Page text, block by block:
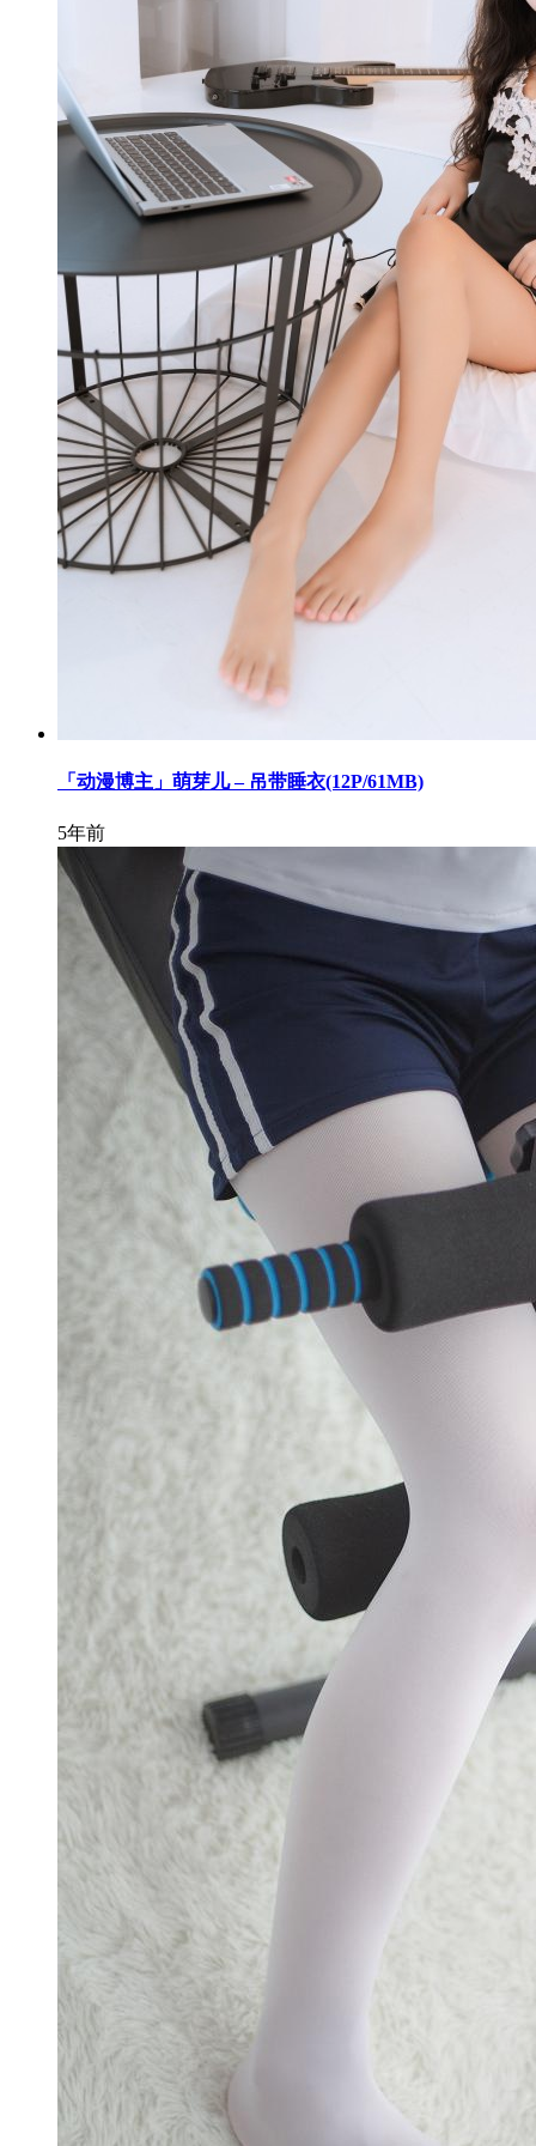
「动漫博主」萌芽儿 – 吊带睡衣(12P/61MB)
5年前